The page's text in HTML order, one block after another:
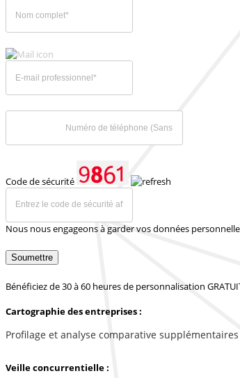
Code de sécurité
Nous nous engageons à garder vos données
Soumettre
Bénéficiez de 30 à 60 heures de personnalisation
Cartographie des entreprises :
Profilage et analyse comparative
Veille concurrentielle :